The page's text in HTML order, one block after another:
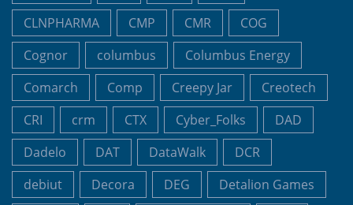
CLNPHARMA
CMP CMR
COG
Cognor
columbus
Columbus Energy
Comarch
Comp Creepy Jar
Creotech
CRI
crm CTX Cyber_Folks
DAD
Dadelo
DAT DataWalk
DCR
debiut
Decora DEG
Detalion Games